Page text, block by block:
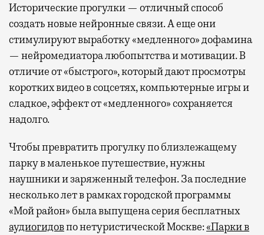
Исторические прогулки — отличный способ
создать новые нейронные связи. А еще они
стимулируют выработку «медленного» дофамина
— нейромедиатора любопытства и мотивации. В
отличие от «быстрого», который дают просмотры
коротких видео в соцсетях, компьютерные игры и
сладкое, эффект от «медленного» сохраняется
надолго.
Чтобы превратить прогулку по близлежащему
парку в маленькое путешествие, нужны
наушники и заряженный телефон. За последние
несколько лет в рамках городской программы
«Мой район» была выпущена серия бесплатных
аудиогидовпо нетуристической Москве:«Парки в